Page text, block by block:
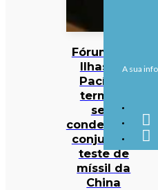
Fórum das
Ilhas do
Pacífico
termina
sem
condenação
conjunta a
teste de
míssil da
China
A sua